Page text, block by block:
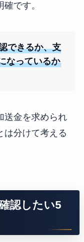
です。
できるか、支
なっているか
送金を求められ
は分けて考える
認したい5